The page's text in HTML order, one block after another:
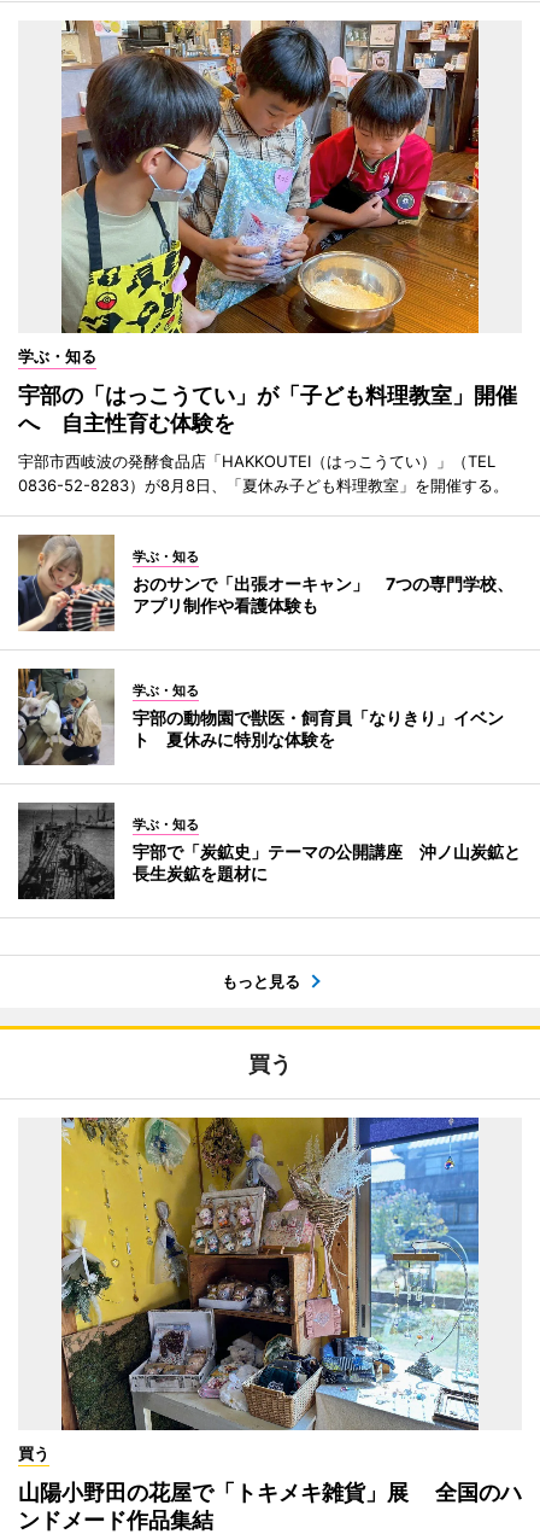
学ぶ・知る
宇部の「はっこうてい」が「子ども料理教室」開催
へ 自主性育む体験を
宇部市西岐波の発酵食品店「HAKKOUTEI（はっこうてい）」（TEL
0836-52-8283）が8月8日、「夏休み子ども料理教室」を開催する。
学ぶ・知る
おのサンで「出張オーキャン」 7つの専門学校、
アプリ制作や看護体験も
学ぶ・知る
宇部の動物園で獣医・飼育員「なりきり」イベン
ト 夏休みに特別な体験を
学ぶ・知る
宇部で「炭鉱史」テーマの公開講座 沖ノ山炭鉱と
長生炭鉱を題材に
もっと見る
買う
買う
山陽小野田の花屋で「トキメキ雑貨」展 全国のハ
ンドメード作品集結